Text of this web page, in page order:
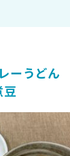
ーうどん